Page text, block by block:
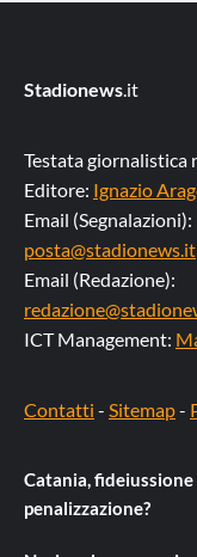
Stadionews.it
Testata giornalistica
Editore: Ignazio
Email (Segnalazioni):
posta@stadionews.it
Email (Redazione):
ICT Management:
Contatti - Sitemap-
Catania,
penalizzazione?